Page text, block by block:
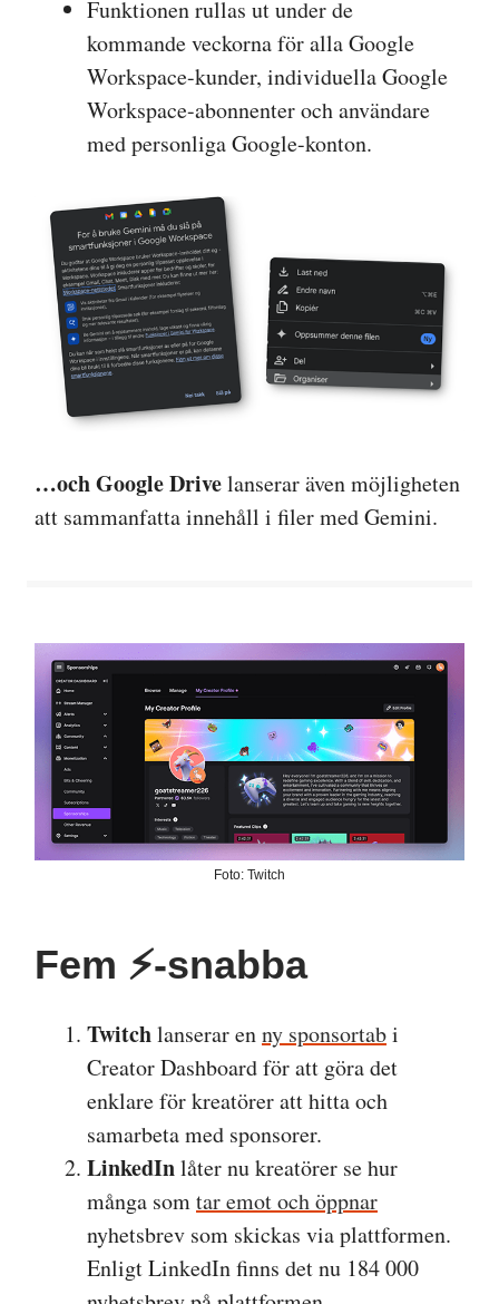
Funktionen rullas ut under de
kommande veckorna för alla Google
Workspace-kunder, individuella Google
Workspace-abonnenter och användare
med personliga Google-konton.
…och Google Drivelanserar även möjligheten
att sammanfatta innehåll i filer med Gemini.
Foto: Twitch
Fem ⚡️-snabba
Twitchlanserar enny sponsortabi
Creator Dashboard för att göra det
enklare för kreatörer att hitta och
samarbeta med sponsorer.
LinkedInlåter nu kreatörer se hur
många somtar emot och öppnar
nyhetsbrev som skickas via plattformen.
Enligt LinkedIn finns det nu 184 000